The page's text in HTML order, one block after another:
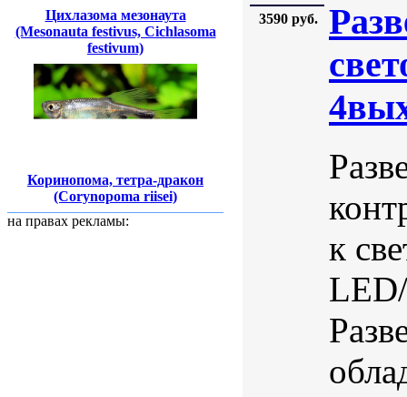
Цихлазома мезонаута
(Mesonauta festivus, Cichlasoma
festivum)
Коринопома, тетра-дракон
(Corynopoma riisei)
на правах рекламы:
3590 руб.
к